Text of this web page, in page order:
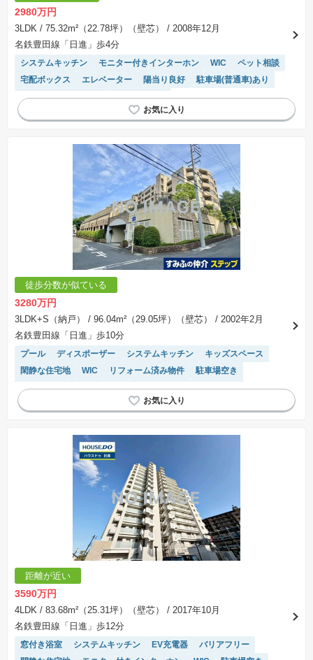
2980万円
3LDK / 75.32m²（22.78坪）（壁芯）
/ 2008年12月
名鉄豊田線「日進」歩4分
システムキッチン モニター付きインターホン WIC
ペット相談
宅配ボックス
エレベーター 陽当り良好
駐車場(普通車)あり
駐輪場・バイク置き場
対面キッチン
徒歩分数が似ている
3280万円
3LDK+S（納戸） / 96.04m²（29.05坪）（壁芯）
/ 2002年2月
名鉄豊田線「日進」歩10分
プール ディスポーザー システムキッチン
キッズスペース
閑静な住宅地
WIC リフォーム済み物件
駐車場空き
浴室乾燥機
宅配ボックス エレベーター
陽当り良好
駐車場(普通車)あり
駐輪場・バイク置き場
距離が近い
3590万円
4LDK / 83.68m²（25.31坪）（壁芯）
/ 2017年10月
名鉄豊田線「日進」歩12分
窓付き浴室 システムキッチン EV充電器
バリアフリー